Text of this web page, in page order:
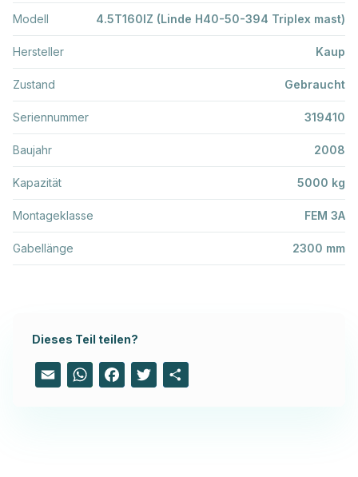
Modell 4.5T160IZ (Linde H40-50-394 Triplex mast)
Hersteller Kaup
Zustand Gebraucht
Seriennummer 319410
Baujahr 2008
Kapazität 5000 kg
Montageklasse FEM 3A
Gabellänge 2300 mm
Dieses Teil teilen?
Email WhatsAppFacebook
Twitter